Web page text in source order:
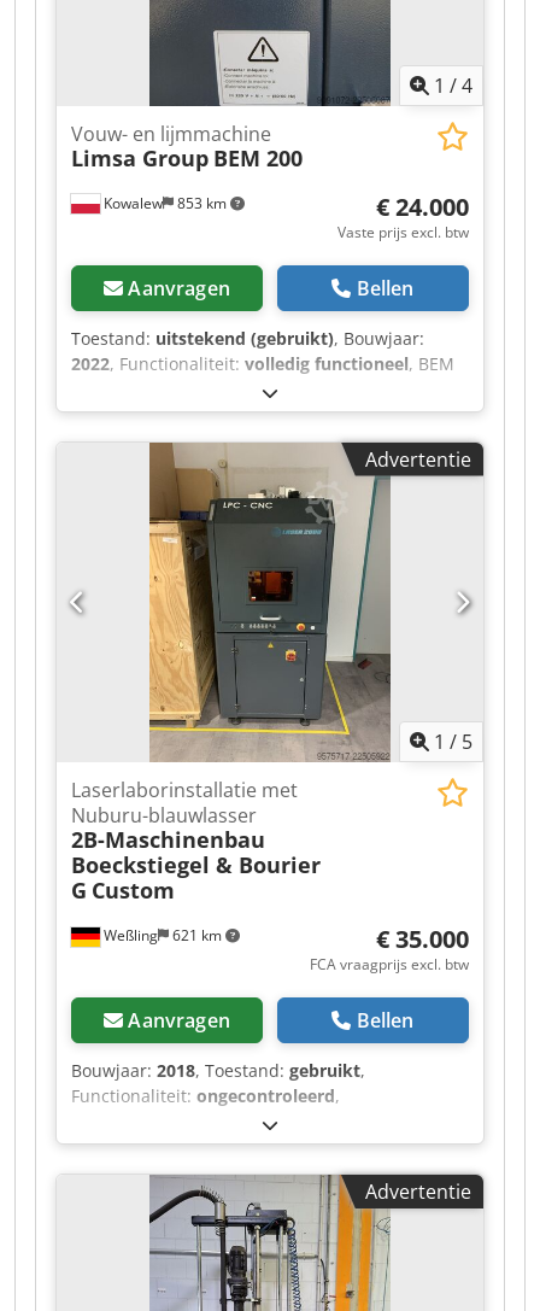
1 /4
Kowalew 853 km
Vouw- en lijmmachine
Limsa Group BEM 200
€ 24.000
Vaste prijs excl. btw
Aanvragen Bellen
Toestand: uitstekend (gebruikt), Bouwjaar:
2022, Functionaliteit: volledig functioneel, BEM
200 – kartonverlijmmachine Wij bieden een BEM
200 kartonverlijmmachine te koop aan.
Dsdpfxozr Ixij Anmjck Het BEM200-model is een
automatische machine, ontworpen en
geproduceerd voor het vouwen van kartonnen
dozen en het afsluiten van de bodem met tape.
Dit model behoort tot de machines in het
middelhoge segment en is, vanwege de
veelzijdigheid, geschikt voor vrijwel alle
industrieën die gebruikmaken van kartonnen
verpakkingen.
Advertentie
1 / 5
Weßling 621 km
Laserlaborinstallatie met
Nuburu-blauwlasser
2B-Maschinenbau
Boeckstiegel & Bourier
G Custom
€ 35.000
FCA vraagprijs excl. btw
Aanvragen Bellen
Bouwjaar: 2018, Toestand: gebruikt,
Functionaliteit: ongecontroleerd,
, laser golflengte:
aantal assen:3, Op maat gemaakte
laserlaborinstallatie (3-assige CNC) met Nuburu
blauwe laser – bouwjaar 2018 Te koop
aangeboden: een gebruikte, op maat gemaakte
laserlaborinstallatie (“LaserProcessingCell / LPC-
CNC”, project P106), gebouwd in 2018 als een
intern onderzoeks- en ontwikkelingssysteem
Advertentie